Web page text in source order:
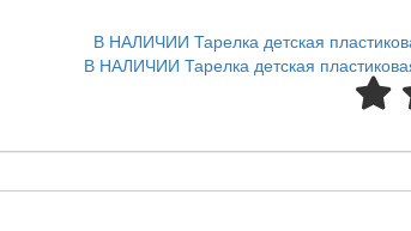
В НАЛИЧИИ Тарелка детская